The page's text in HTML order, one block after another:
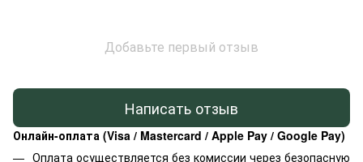
Добавьте первый отзыв
Написать отзыв
Онлайн-оплата (Visa / Mastercard / Apple Pay / Google Pay)
Оплата осуществляется без комиссии через безопасную